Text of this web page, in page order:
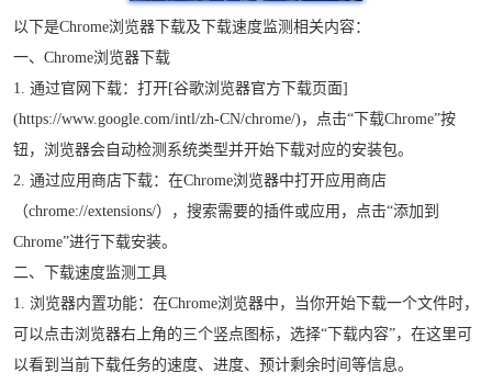
以下是Chrome浏览器下载及下载速度监测相关内容：
一、Chrome浏览器下载
1. 通过官网下载：打开[谷歌浏览器官方下载页面]
(https://www.google.com/intl/zh-CN/chrome/)，点击“下载Chrome”按
钮，浏览器会自动检测系统类型并开始下载对应的安装包。
2. 通过应用商店下载：在Chrome浏览器中打开应用商店
（chrome://extensions/），搜索需要的插件或应用，点击“添加到
Chrome”进行下载安装。
二、下载速度监测工具
1. 浏览器内置功能：在Chrome浏览器中，当你开始下载一个文件时，
可以点击浏览器右上角的三个竖点图标，选择“下载内容”，在这里可
以看到当前下载任务的速度、进度、预计剩余时间等信息。